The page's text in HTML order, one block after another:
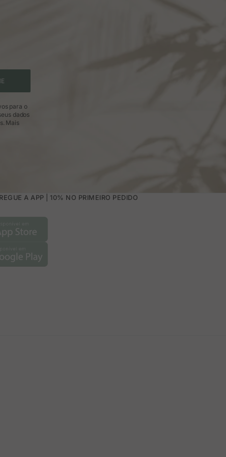
para o
dados
Mais
A APP | 10% NO PRIMEIRO PEDIDO